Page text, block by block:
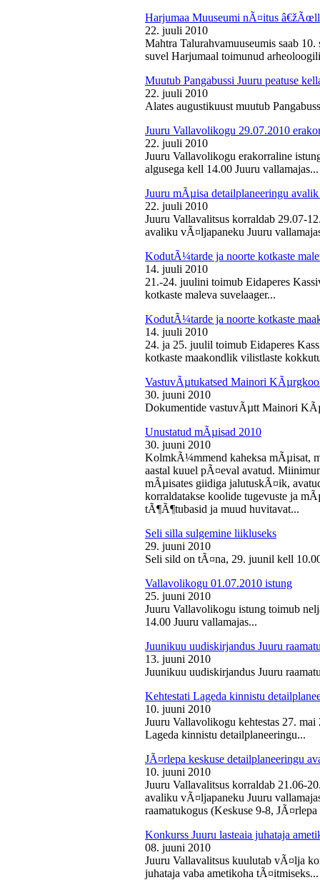
Harjumaa Muuseumi nÃ¤itus
22. juuli 2010
Mahtra Talurahvamuuseumis saab
suvel Harjumaal toimunud
Muutub Pangabussi Juuru peatuse
22. juuli 2010
Alates augustikuust muutub
Juuru Vallavolikogu 29.07.2010
22. juuli 2010
Juuru Vallavolikogu erakorraline
algusega kell 14.00 Juuru vallamajas...
Juuru mÃµisa detailplaneeringu
22. juuli 2010
Juuru Vallavalitsus korraldab 29.07-
avaliku vÃ¤ljapaneku Juuru
KodutÃ¼tarde ja noorte kotkaste
14. juuli 2010
21.-24. juulini toimub Eidaperes
kotkaste maleva suvelaager...
KodutÃ¼tarde ja noorte kotkaste
14. juuli 2010
24. ja 25. juulil toimub Eidaperes
kotkaste maakondlik vilistlaste
VastuvÃµtukatsed Mainori
30. juuni 2010
Dokumentide vastuvÃµtt Mainori
Unustatud mÃµisad 2010
30. juuni 2010
KolmkÃ¼mmend kaheksa mÃµisat,
aastal kuuel pÃ¤eval avatud.
mÃµisates giidiga jalutuskÃ¤ik,
korraldatakse koolide tugevuste ja
tÃ¶Ã¶tubasid ja muud huvitavat...
Seli silla sulgemine liikluseks
29. juuni 2010
Seli sild on tÃ¤na, 29. juunil kell
Vallavolikogu 01.07.2010 istung
25. juuni 2010
Juuru Vallavolikogu istung toimub
14.00 Juuru vallamajas...
Juunikuu uudiskirjandus Juuru
13. juuni 2010
Juunikuu uudiskirjandus Juuru
Kehtestati Lageda kinnistu
10. juuni 2010
Juuru Vallavolikogu kehtestas 27.
Lageda kinnistu detailplaneeringu...
JÃ¤rlepa keskuse detailplaneeringu
10. juuni 2010
Juuru Vallavalitsus korraldab 21.06-
avaliku vÃ¤ljapaneku Juuru
raamatukogus (Keskuse 9-8,
Konkurss Juuru lasteaia juhataja
08. juuni 2010
Juuru Vallavalitsus kuulutab vÃ¤lja
juhataja vaba ametikoha tÃ¤itmiseks...